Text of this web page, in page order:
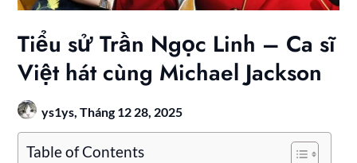
Tiểu sử Trần Ngọc Linh – Ca sĩ
Việt hát cùng Michael Jackson
ys1ys,Tháng 12 28, 2025
Table of Contents